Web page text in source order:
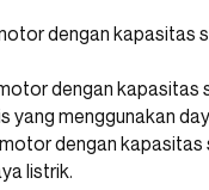
dengan kapasitas
dengan kapasitas
yang menggunakan
dengan
listrik.